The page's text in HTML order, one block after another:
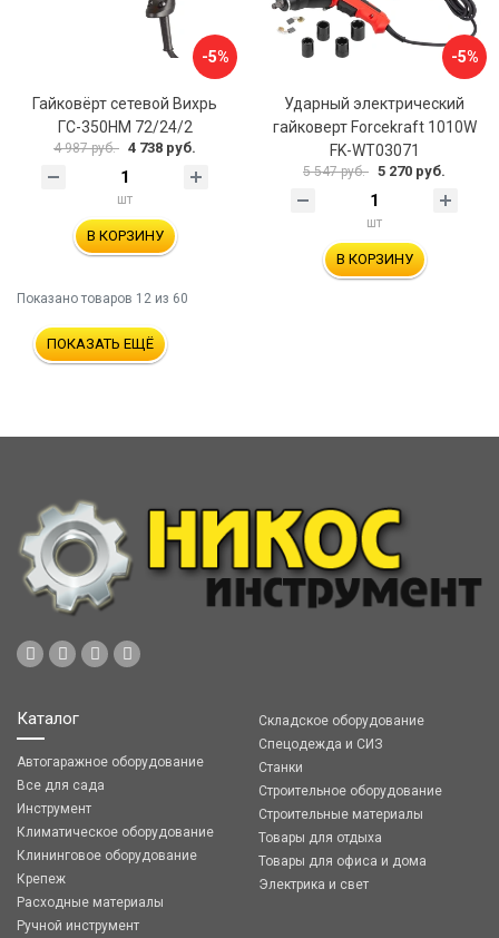
-5%
Гайковёрт сетевой Вихрь
ГС-350НМ 72/24/2
4 987 руб. 4 738 руб.
шт
В КОРЗИНУ
-5%
Ударный электрический
гайковерт Forcekraft 1010W
FK-WT03071
5 547 руб. 5 270 руб.
шт
В КОРЗИНУ
Показано товаров 12 из 60
ПОКАЗАТЬ ЕЩЁ
Каталог
Автогаражное оборудование
Все для сада
Инструмент
Климатическое оборудование
Клининговое оборудование
Крепеж
Расходные материалы
Ручной инструмент
Складское оборудование
Спецодежда и СИЗ
Станки
Строительное оборудование
Строительные материалы
Товары для отдыха
Товары для офиса и дома
Электрика и свет